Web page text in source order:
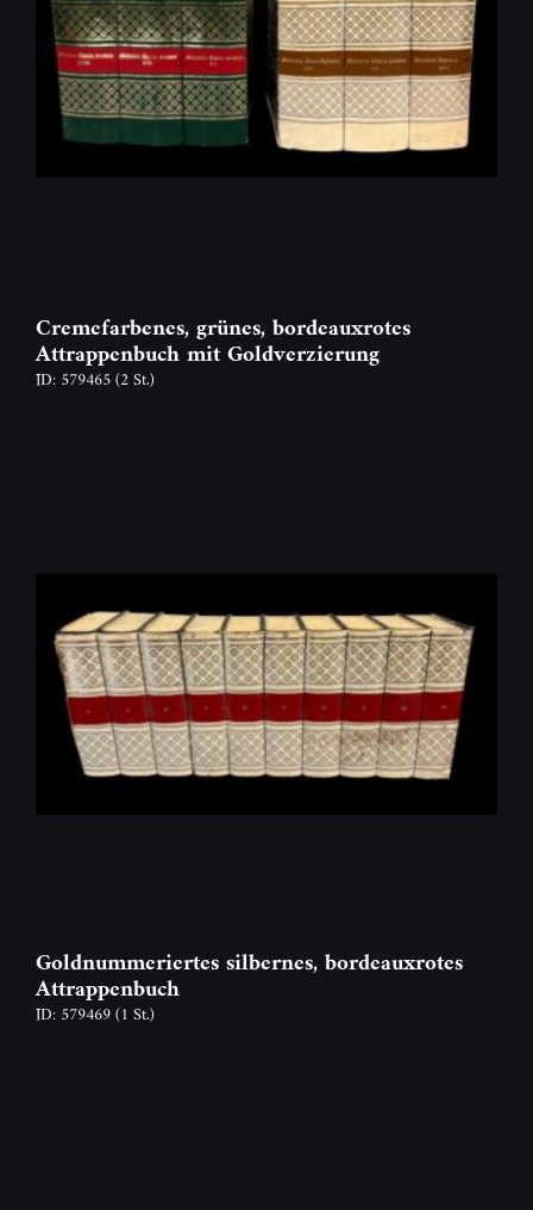
Cremefarbenes, grünes, bordeauxrotes
Attrappenbuch mit Goldverzierung
ID: 579465(2 St.)
Goldnummeriertes silbernes, bordeauxrotes
Attrappenbuch
ID: 579469(1 St.)